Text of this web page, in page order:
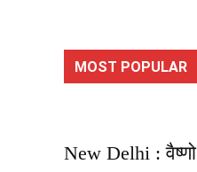
MOST POPULAR
New Delhi : वैष्णो